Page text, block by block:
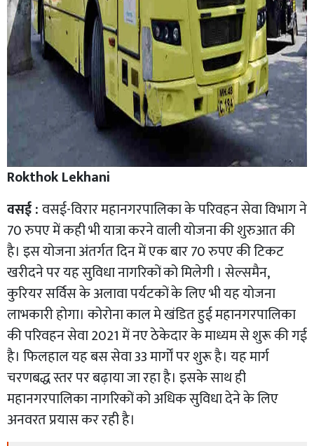
Rokthok Lekhani
वसई :वसई-विरार महानगरपालिका के परिवहन सेवा विभाग ने
70 रुपए में कही भी यात्रा करने वाली योजना की शुरुआत की
है। इस योजना अंतर्गत दिन में एक बार 70 रुपए की टिकट
खरीदने पर यह सुविधा नागरिकों को मिलेगी । सेल्समैन,
कुरियर सर्विस के अलावा पर्यटकों के लिए भी यह योजना
लाभकारी होगा। कोरोना काल मे खंडित हुई महानगरपालिका
की परिवहन सेवा 2021 में नए ठेकेदार के माध्यम से शुरू की गई
है। फिलहाल यह बस सेवा 33 मार्गों पर शुरू है। यह मार्ग
चरणबद्ध स्तर पर बढ़ाया जा रहा है। इसके साथ ही
महानगरपालिका नागरिकों को अधिक सुविधा देने के लिए
अनवरत प्रयास कर रही है।